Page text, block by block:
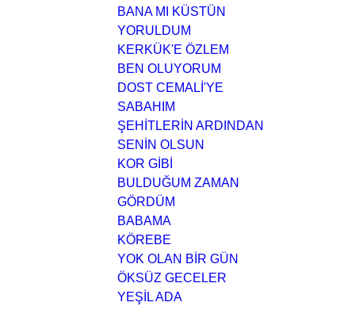
BANA MI KÜSTÜN
YORULDUM
KERKÜK'E ÖZLEM
BEN OLUYORUM
DOST CEMALİ'YE
SABAHIM
ŞEHİTLERİN ARDINDAN
SENİN OLSUN
KOR GİBİ
BULDUĞUM ZAMAN
GÖRDÜM
BABAMA
KÖREBE
YOK OLAN BİR GÜN
ÖKSÜZ GECELER
YEŞİL ADA